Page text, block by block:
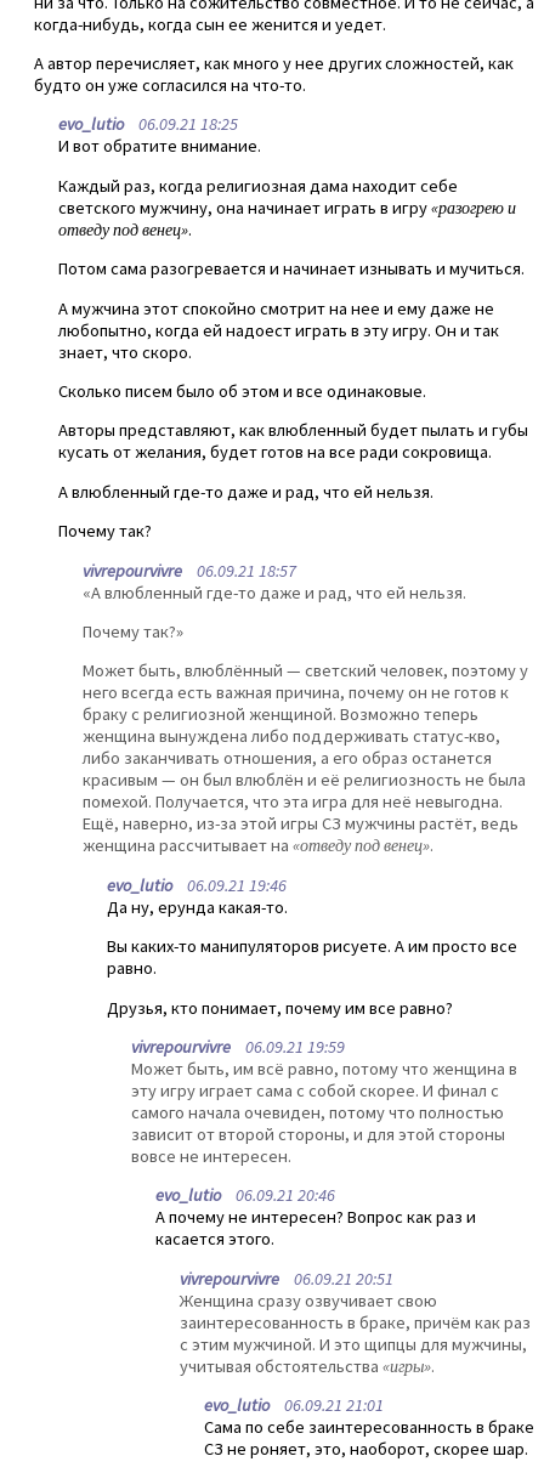
когда-нибудь, когда сын ее женится и уедет.
А автор перечисляет, как много у нее других сложностей, как
будто он уже согласился на что-то.
evo_lutio06.09.21 18:25
И вот обратите внимание.
Каждый раз, когда религиозная дама находит себе
светского мужчину, она начинает играть в игру«разогрею и
отведу под венец».
Потом сама разогревается и начинает изнывать и мучиться.
А мужчина этот спокойно смотрит на нее и ему даже не
любопытно, когда ей надоест играть в эту игру. Он и так
знает, что скоро.
Сколько писем было об этом и все одинаковые.
Авторы представляют, как влюбленный будет пылать и губы
кусать от желания, будет готов на все ради сокровища.
А влюбленный где-то даже и рад, что ей нельзя.
Почему так?
vivrepourvivre 06.09.21 18:57
«А влюбленный где-то даже и рад, что ей нельзя.
Почему так?»
Может быть, влюблённый — светский человек, поэтому у
него всегда есть важная причина, почему он не готов к
браку с религиозной женщиной. Возможно теперь
женщина вынуждена либо поддерживать статус-кво,
либо заканчивать отношения, а его образ останется
красивым — он был влюблён и её религиозность не была
помехой. Получается, что эта игра для неё невыгодна.
Ещё, наверно, из-за этой игры СЗ мужчины растёт, ведь
женщина рассчитывает на «отведу под венец».
evo_lutio06.09.21 19:46
Да ну, ерунда какая-то.
Вы каких-то манипуляторов рисуете. А им просто все
равно.
Друзья, кто понимает, почему им все равно?
vivrepourvivre 06.09.21 19:59
Может быть, им всё равно, потому что женщина в
эту игру играет сама с собой скорее. И финал с
самого начала очевиден, потому что полностью
зависит от второй стороны, и для этой стороны
вовсе не интересен.
evo_lutio06.09.21 20:46
А почему не интересен? Вопрос как раз и
касается этого.
vivrepourvivre 06.09.21 20:51
Женщина сразу озвучивает свою
заинтересованность в браке, причём как раз
с этим мужчиной. И это щипцы для мужчины,
учитывая обстоятельства «игры».
evo_lutio06.09.21 21:01
Сама по себе заинтересованность в браке
СЗ не роняет, это, наоборот, скорее шар.